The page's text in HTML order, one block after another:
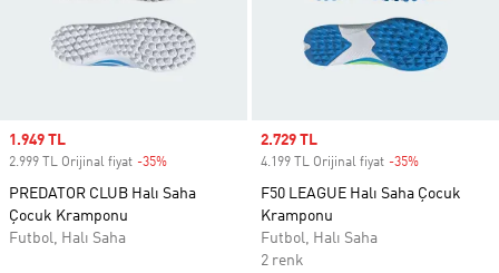
Sale price
1.949 TL
2.999 TL Orijinal fiyat -35%
PREDATOR CLUB Halı Saha
Çocuk Kramponu
Futbol, Halı Saha
Sale price
2.729 TL
4.199 TL Orijinal fiyat -35%
F50 LEAGUE Halı Saha Çocuk
Kramponu
Futbol, Halı Saha
2 renk